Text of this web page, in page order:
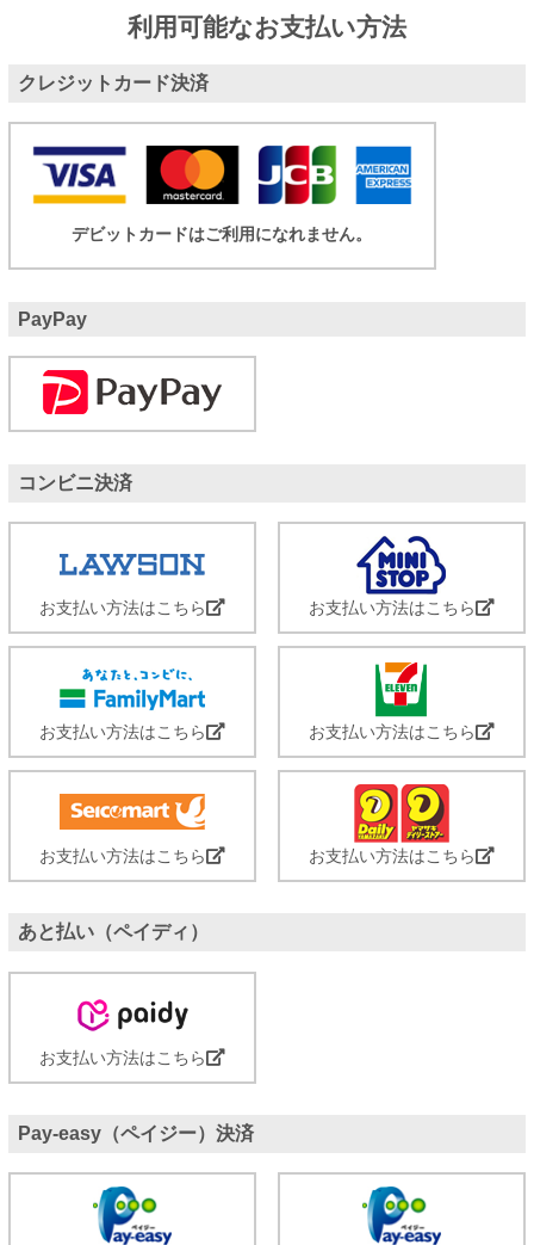
利用可能なお支払い方法
クレジットカード決済
デビットカードはご利用になれません。
PayPay
コンビニ決済
お支払い方法はこちら お支払い方法はこちら
お支払い方法はこちら お支払い方法はこちら
お支払い方法はこちら お支払い方法はこちら
あと払い（ペイディ）
お支払い方法はこちら
Pay-easy（ペイジー）決済